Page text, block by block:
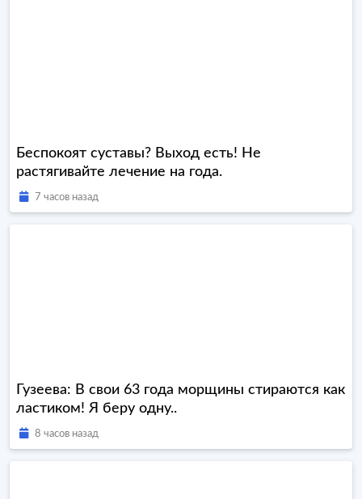
Беспокоят суставы? Выход есть! Не
растягивайте лечение на года.
7 часов назад
Гузеева: В свои 63 года морщины стираются как
ластиком! Я беру одну..
8 часов назад